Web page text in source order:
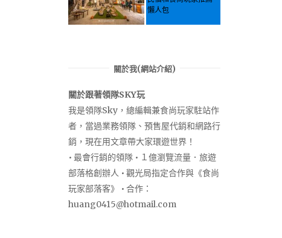
懶人包
關於我(網站介紹)
關於跟著領隊SKY玩
我是領隊Sky，總編輯兼食尚玩家駐站作
者，當過業務領隊、預售屋代銷和網路行
銷，現在用文章帶大家環遊世界！
• 最會行銷的領隊 • １億瀏覽流量．旅遊
部落格創辦人 • 觀光局指定合作與《食尚
玩家部落客》 • 合作：
huang0415@hotmail.com